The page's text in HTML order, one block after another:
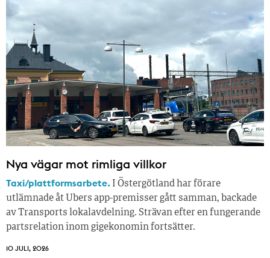
Nya vägar mot rimliga villkor
Taxi/plattformsarbete. I Östergötland har förare
utlämnade åt Ubers app-premisser gått samman, backade
av Transports lokalavdelning. Strävan efter en fungerande
partsrelation inom gigekonomin fortsätter.
10 JULI, 2026